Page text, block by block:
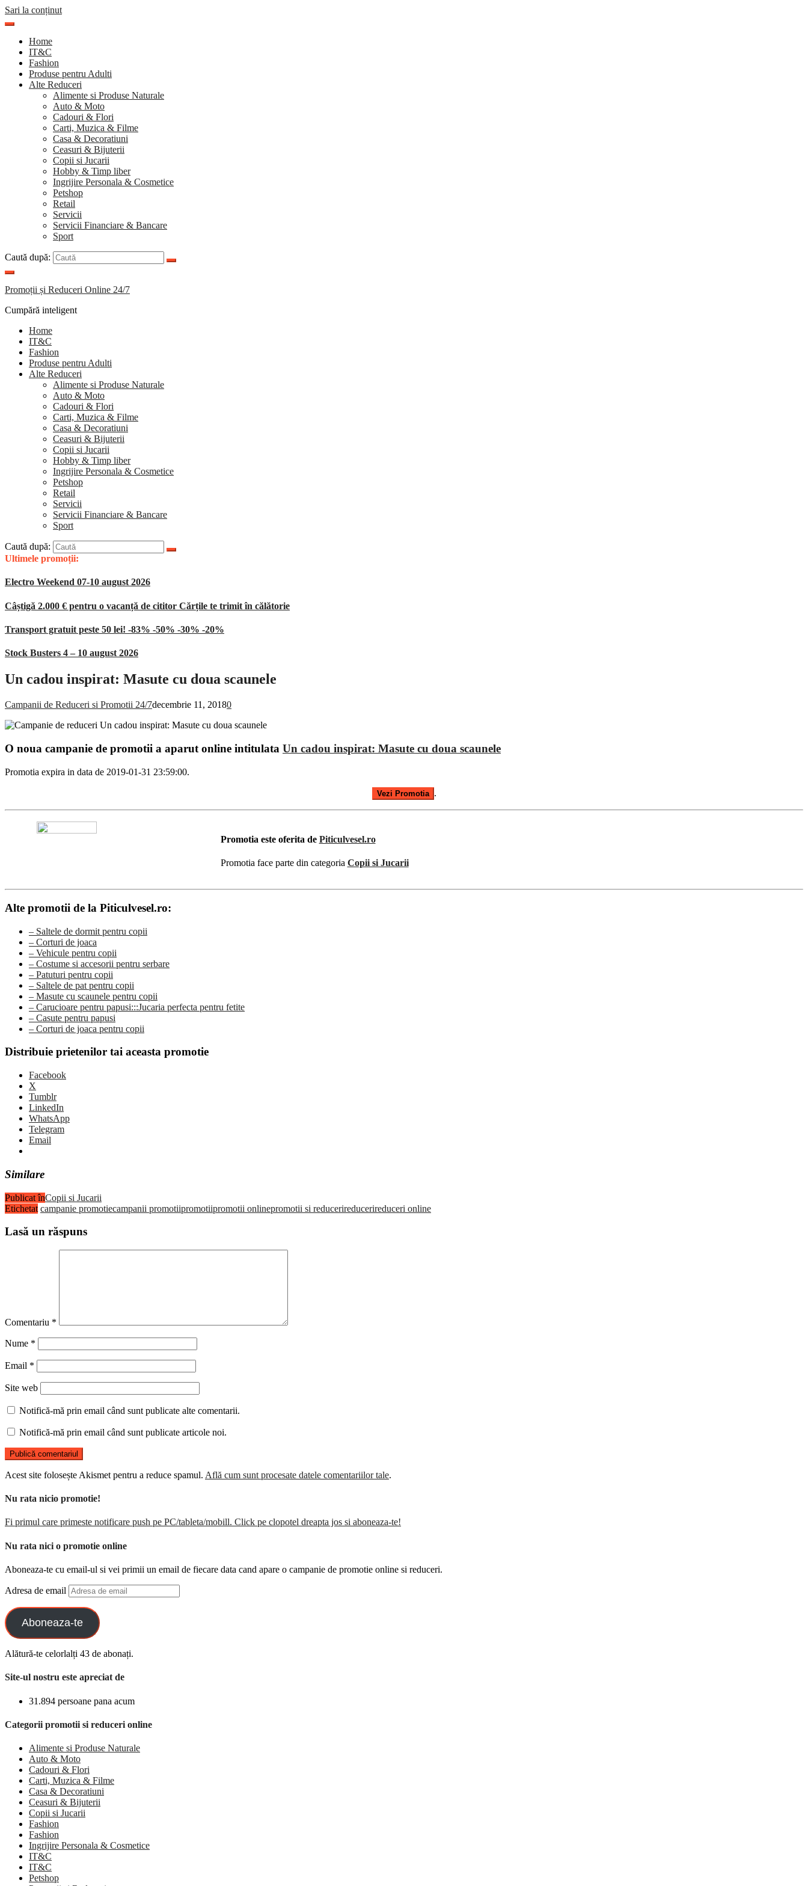
Sari la conținut
Home
IT&C
Fashion
Produse pentru Adulti
Alte Reduceri
Alimente si Produse Naturale
Auto & Moto
Cadouri & Flori
Carti, Muzica & Filme
Casa & Decoratiuni
Ceasuri & Bijuterii
Copii si Jucarii
Hobby & Timp liber
Ingrijire Personala & Cosmetice
Petshop
Retail
Servicii
Servicii Financiare & Bancare
Sport
Caută după:
Promoții și Reduceri Online 24/7
Cumpără inteligent
Home
IT&C
Fashion
Produse pentru Adulti
Alte Reduceri
Alimente si Produse Naturale
Auto & Moto
Cadouri & Flori
Carti, Muzica & Filme
Casa & Decoratiuni
Ceasuri & Bijuterii
Copii si Jucarii
Hobby & Timp liber
Ingrijire Personala & Cosmetice
Petshop
Retail
Servicii
Servicii Financiare & Bancare
Sport
Caută după:
Ultimele promoții:
Electro Weekend 07-10 august 2026
Câștigă 2.000 € pentru o vacanță de cititor Cărțile te trimit în călătorie
Transport gratuit peste 50 lei! -83% -50% -30% -20%
Stock Busters 4 – 10 august 2026
Un cadou inspirat: Masute cu doua scaunele
Campanii de Reduceri si Promotii 24/7decembrie 11, 20180
O noua campanie de promotii a aparut online intitulata Un cadou inspirat: Masute cu doua scaunele
Promotia expira in data de 2019-01-31 23:59:00.
Vezi Promotia .
Promotia este oferita de Piticulvesel.ro
Promotia face parte din categoria Copii si Jucarii
Alte promotii de la Piticulvesel.ro:
– Saltele de dormit pentru copii
– Corturi de joaca
– Vehicule pentru copii
– Costume si accesorii pentru serbare
– Patuturi pentru copii
– Saltele de pat pentru copii
– Masute cu scaunele pentru copii
– Carucioare pentru papusi:::Jucaria perfecta pentru fetite
– Casute pentru papusi
– Corturi de joaca pentru copii
Distribuie prietenilor tai aceasta promotie
Facebook
X
Tumblr
LinkedIn
WhatsApp
Telegram
Email
Similare
Publicat înCopii si Jucarii
Etichetat campanie promotiecampanii promotiipromotiipromotii onlinepromotii si reducerireducerireduceri online
Lasă un răspuns
Comentariu *
Nume *
Email *
Site web
Notifică-mă prin email când sunt publicate alte comentarii.
Notifică-mă prin email când sunt publicate articole noi.
Acest site folosește Akismet pentru a reduce spamul. Află cum sunt procesate datele comentariilor tale.
Nu rata nicio promotie!
Fi primul care primeste notificare push pe PC/tableta/mobill. Click pe clopotel dreapta jos si aboneaza-te!
Nu rata nici o promotie online
Aboneaza-te cu email-ul si vei primii un email de fiecare data cand apare o campanie de promotie online si reduceri.
Adresa de email
Aboneaza-te
Alătură-te celorlalți 43 de abonați.
Site-ul nostru este apreciat de
31.894 persoane pana acum
Categorii promotii si reduceri online
Alimente si Produse Naturale
Auto & Moto
Cadouri & Flori
Carti, Muzica & Filme
Casa & Decoratiuni
Ceasuri & Bijuterii
Copii si Jucarii
Fashion
Fashion
Ingrijire Personala & Cosmetice
IT&C
IT&C
Petshop